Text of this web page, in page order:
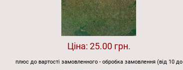
Ціна: 25.00 грн.
плюс до вартості замовленного - обробка замовлення (від 10 до